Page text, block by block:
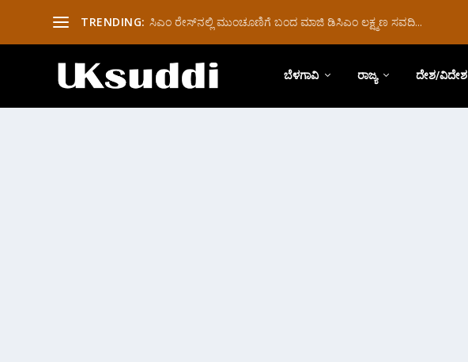
TRENDING: ಸಿಎಂ ರೇಸ್‌ನಲ್ಲಿ ಮುಂಚೂಣಿಗೆ ಬಂದ ಮಾಜಿ ಡಿಸಿಎಂ ಲಕ್ಷ್ಮಣ ಸವದಿ...
ಬೆಳಗಾವಿ ರಾಜ್ಯ ದೇಶ/ವಿದೇಶ